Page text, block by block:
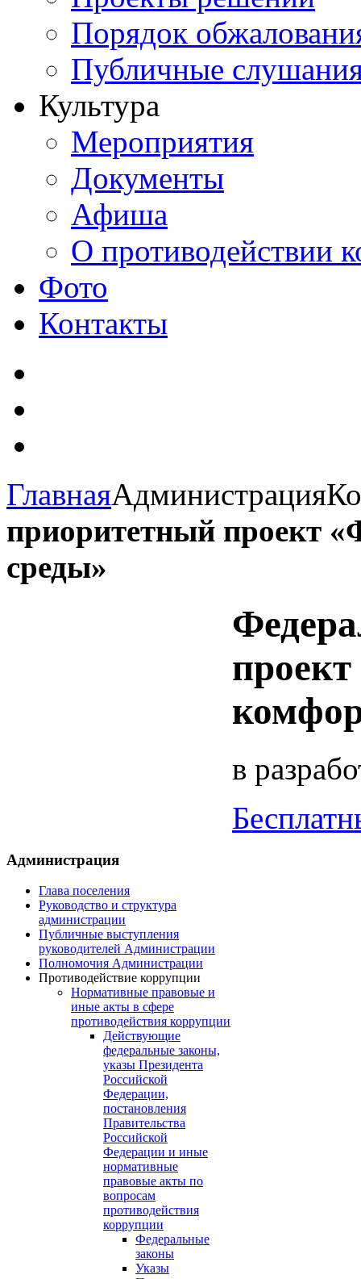
Порядок
Публичные
Культура
Мероприятия
Документы
Афиша
О противодействии
Фото
Контакты
ГлавнаяАдминистрация
приоритетный проект
среды»
в
Администрация
Глава поселения
Руководство и структура
администрации
Публичные выступления
руководителей Администрации
Полномочия Администрации
Противодействие коррупции
Нормативные правовые и
иные акты в сфере
противодействия коррупции
Действующие
федеральные законы,
указы Президента
Российской
Федерации,
постановления
Правительства
Российской
Федерации и иные
нормативные
правовые акты по
вопросам
противодействия
коррупции
Федеральные
законы
Указы